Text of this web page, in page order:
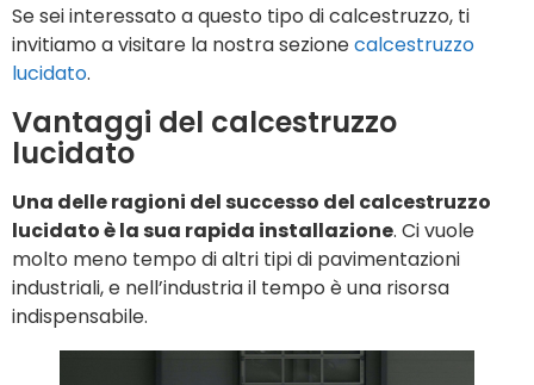
Se sei interessato a questo tipo di calcestruzzo, ti
invitiamo a visitare la nostra sezionecalcestruzzo
lucidato.
Vantaggi del calcestruzzo
lucidato
Una delle ragioni del successo del calcestruzzo
lucidato è la sua rapida installazione. Ci vuole
molto meno tempo di altri tipi di pavimentazioni
industriali, e nell’industria il tempo è una risorsa
indispensabile.